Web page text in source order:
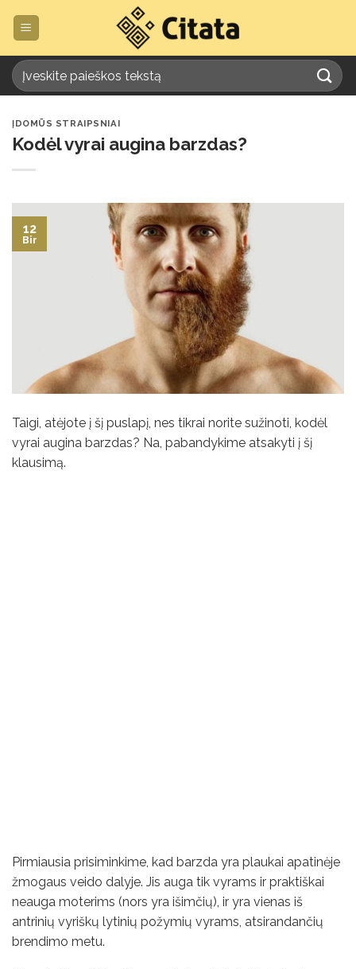
ĮDOMŪS STRAIPSNIAI
Kodėl vyrai augina barzdas?
12
Bir
Taigi, atėjote į šį puslapį, nes tikrai norite sužinoti, kodėl
vyrai augina barzdas? Na, pabandykime atsakyti į šį
klausimą.
Pirmiausia prisiminkime, kad barzda yra plaukai apatinėje
žmogaus veido dalyje. Jis auga tik vyrams ir praktiškai
neauga moterims (nors yra išimčių), ir yra vienas iš
antrinių vyriškų lytinių požymių vyrams, atsirandančių
brendimo metu.